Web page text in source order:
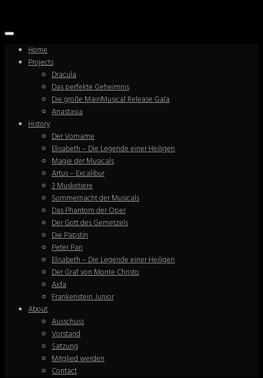
Home
Projects
Dracula
Das perfekte Geheimnis
Die große MainMusical Release Gala
Anastasia
History
Der Vorname
Elisabeth – Die Legende einer Heiligen
Magie der Musicals
Artus – Excalibur
3 Musketiere
Sommernacht der Musicals
Das Phantom der Oper
Der Gott des Gemetzels
Die Päpstin
Peter Pan
Elisabeth – Die Legende einer Heiligen
Der Graf von Monte Christo
Aida
Frankenstein Junior
About
Ausschuss
Vorstand
Satzung
Mitglied werden
Contact